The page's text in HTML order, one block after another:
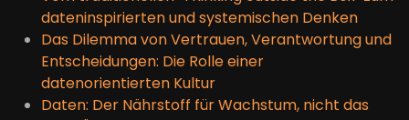
dateninspirierten und systemischen Denken
Das Dilemma von Vertrauen, Verantwortung und
Entscheidungen: Die Rolle einer
datenorientierten Kultur
Daten: Der Nährstoff für Wachstum, nicht das